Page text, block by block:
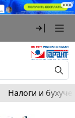
Налоги и